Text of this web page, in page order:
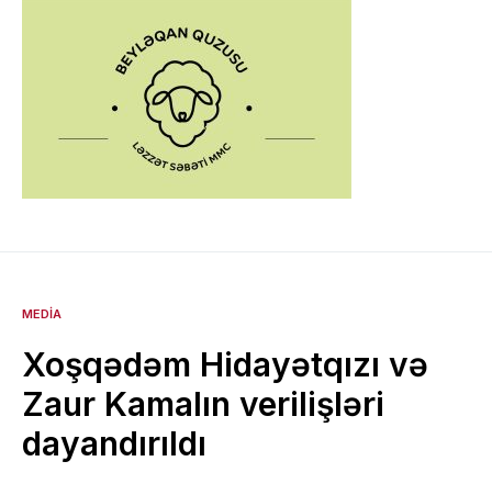
MEDIA
Xoşqədəm Hidayətqızı və
Zaur Kamalın verilişləri
dayandırıldı